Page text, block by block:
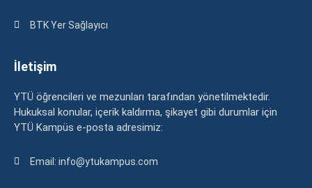
BTK Yer Sağlayıcı
İletişim
YTÜ öğrencileri ve mezunları tarafından yönetilmektedir.
Hukuksal konular, içerik kaldırma, şikayet gibi durumlar için
YTÜ Kampüs e-posta adresimiz:
Email: info@ytukampus.com